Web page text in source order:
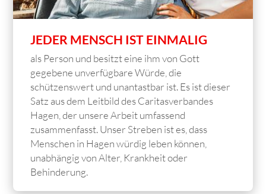
JEDER MENSCH IST EINMALIG
als Person und besitzt eine ihm von Gott
gegebene unverfügbare Würde, die
schützenswert und unantastbar ist. Es ist dieser
Satz aus dem Leitbild des Caritasverbandes
Hagen, der unsere Arbeit umfassend
zusammenfasst. Unser Streben ist es, dass
Menschen in Hagen würdig leben können,
unabhängig von Alter, Krankheit oder
Behinderung.